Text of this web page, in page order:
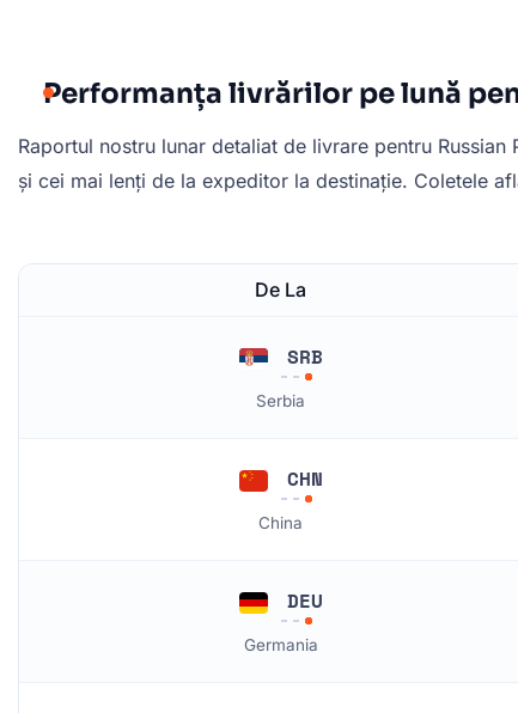
Performanța livrărilor pe lună
Raportul nostru lunar detaliat de livrare pentru
și cei mai lenți de la expeditor la destinație. Coletele
De La
SRB
Serbia
CHN
China
DEU
Germania